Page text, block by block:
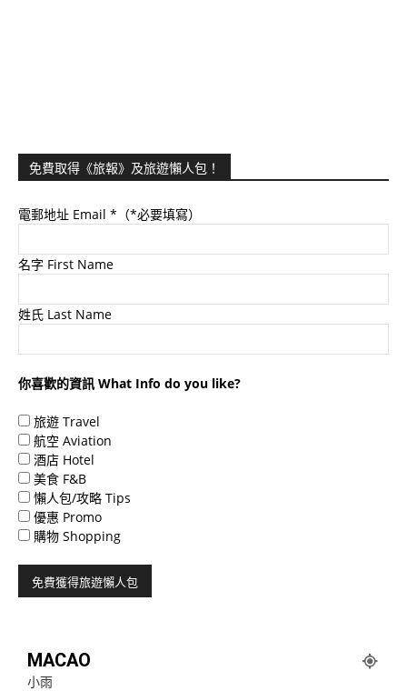
免費取得《旅報》及旅遊懶人包！
電郵地址 Email *（*必要填寫）
名字 First Name
姓氏 Last Name
你喜歡的資訊 What Info do you like?
旅遊 Travel
航空 Aviation
酒店 Hotel
美食 F&B
懶人包/攻略 Tips
優惠 Promo
購物 Shopping
MACAO
小雨